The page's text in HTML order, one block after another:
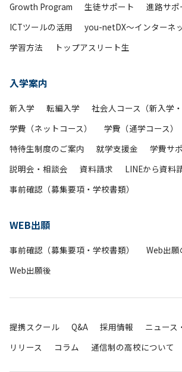
Growth Program
生徒サポート
進路サポ
ICTツールの活用
you-netDX～インターネ
学習方法
トップアスリート生
入学案内
新入学 転編入学
社会人コース（新入学・
学費（ネットコース）
学費（通学コース）
特待生制度のご案内
就学支援金
学費サ
説明会・相談会
資料請求
LINEから資料
事前確認（募集要項・学校書類）
WEB出願
事前確認（募集要項・学校書類）
Web出願
Web出願後
提携スクール Q&A 採用情報
ニュース
リリース
コラム 通信制の高校について